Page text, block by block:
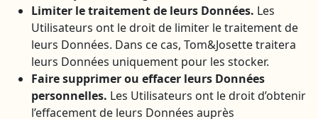
Limiter le traitement de leurs Données. Les
Utilisateurs ont le droit de limiter le traitement de
leurs Données. Dans ce cas, Tom&Josette traitera
leurs Données uniquement pour les stocker.
Faire supprimer ou effacer leurs Données
personnelles. Les Utilisateurs ont le droit d’obtenir
l’effacement de leurs Données auprès